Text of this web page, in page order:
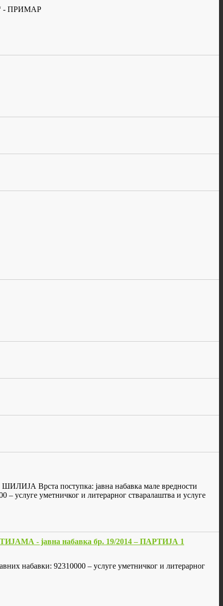
- ПРИМАР
Врста поступка: јавна набавка мале вредности
– услуге уметничког и литерарног стваралаштва и услуге
јавна набавка бр. 19/2014 – ПАРТИЈА 1
92310000 – услуге уметничког и литерарног